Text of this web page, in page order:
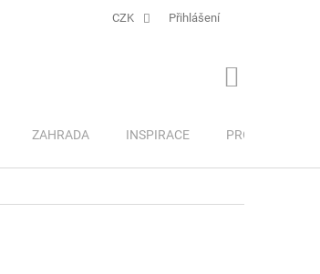
CZK Přihlášení
ZAHRADA INSPIRACE PRO DĚTI